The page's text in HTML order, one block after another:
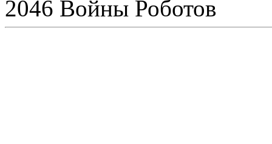
2046 Войны Роботов